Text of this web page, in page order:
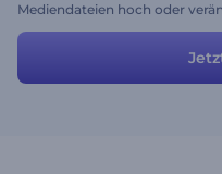
Mediendateien hoch oder
jedes Video aus unserer